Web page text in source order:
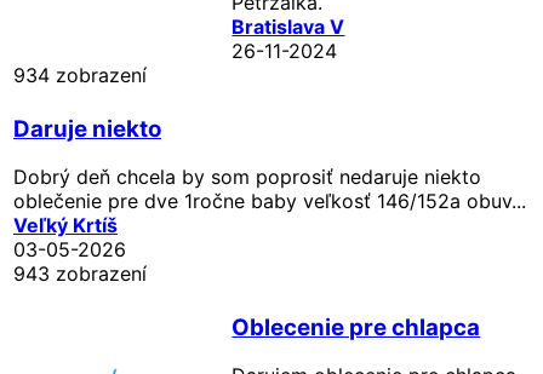
Bratislava V
26-11-2024
934 zobrazení
Daruje niekto
Dobrý deň chcela by som poprosiť nedaruje niekto
oblečenie pre dve 1ročne baby veľkosť 146/152a obuv...
Veľký Krtíš
03-05-2026
943 zobrazení
Oblecenie pre chlapca